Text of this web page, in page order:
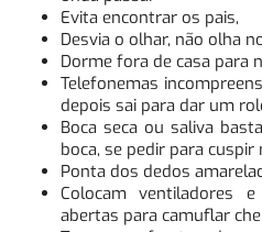
Evita encontrar os pais,
Desvia o olhar, não olha
Dorme fora de casa para
Telefonemas
depois sai para dar um
Boca seca ou saliva
boca, se pedir para cuspir
Ponta dos dedos
Colocam ventiladores e
abertas para camuflar